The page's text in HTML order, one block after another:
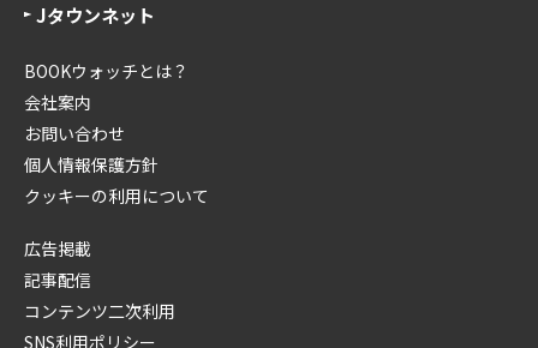
Jタウンネット
BOOKウォッチとは？
会社案内
お問い合わせ
個人情報保護方針
クッキーの利用について
広告掲載
記事配信
コンテンツ二次利用
SNS利用ポリシー